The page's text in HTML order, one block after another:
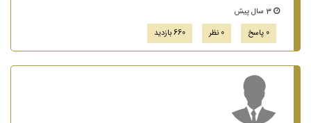
0 پاسخ
0 نظر 660 بازدید